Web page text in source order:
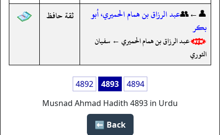
👤←👥عبد الرزاق بن همام الحميري، أبو
بكر
عبد الرزاق بن همام الحميري ← سفيان
الثوري
ثقة حافظ
4892 4893
4894
Musnad Ahmad Hadith 4893 in Urdu
Back ⬅️